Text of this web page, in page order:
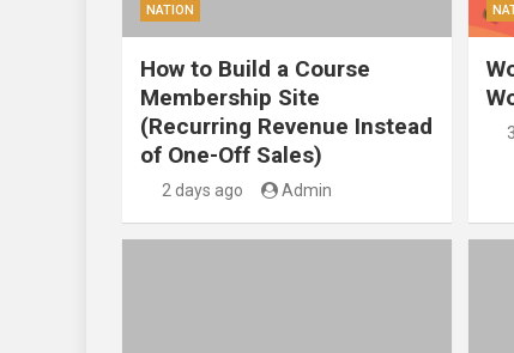
NATION
How to Build a Course
Membership Site
(Recurring Revenue Instead
of One-Off Sales)
2 days ago Admin